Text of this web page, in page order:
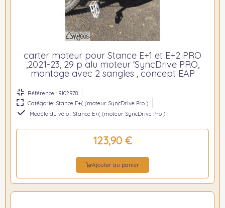
carter moteur pour Stance E+1 et E+2 PRO
,2021-23, 29 p alu moteur 'SyncDrive PRO,
montage avec 2 sangles , concept EAP
Référence : 9102978
Catégorie: Stance E+( (moteur SyncDrive Pro )
Modèle du vélo : Stance E+( (moteur SyncDrive Pro )
123,90 €
Ajouter au panier